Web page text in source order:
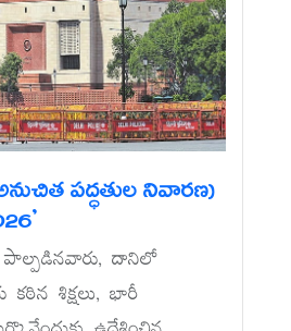
పద్ధతుల నివారణ)
పాల్పడినవారు, దానిలో
శిక్షలు, భారీ